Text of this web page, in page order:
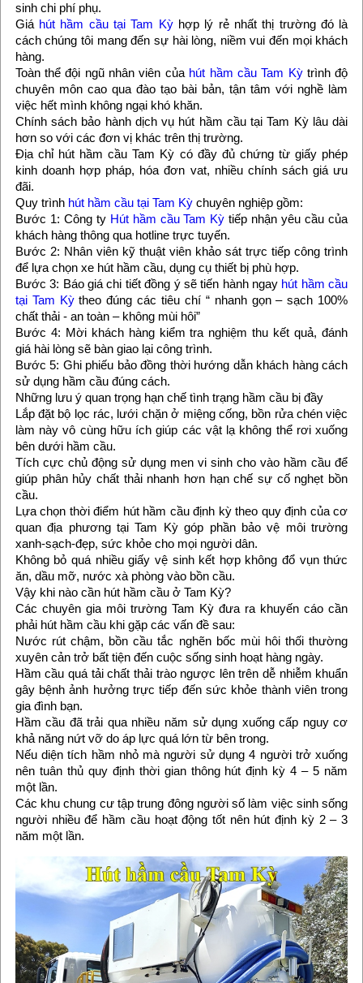
sinh chi phí phụ.
Giá hút hầm cầu tại Tam Kỳhợp lý rẻ nhất thị trường đó là
cách chúng tôi mang đến sự hài lòng, niềm vui đến mọi khách
hàng.
Toàn thể đội ngũ nhân viên của hút hầm cầu Tam Kỳtrình độ
chuyên môn cao qua đào tạo bài bản, tận tâm với nghề làm
việc hết mình không ngại khó khăn.
Chính sách bảo hành dịch vụ hút hầm cầu tại Tam Kỳ lâu dài
hơn so với các đơn vị khác trên thị trường.
Địa chỉ hút hầm cầu Tam Kỳ có đầy đủ chứng từ giấy phép
kinh doanh hợp pháp, hóa đơn vat, nhiều chính sách giá ưu
đãi.
Quy trình hút hầm cầu tại Tam Kỳchuyên nghiệp gồm:
Bước 1: Công ty Hút hầm cầu Tam Kỳ tiếp nhận yêu cầu của
khách hàng thông qua hotline trực tuyến.
Bước 2: Nhân viên kỹ thuật viên khảo sát trực tiếp công trình
để lựa chọn xe hút hầm cầu, dụng cụ thiết bị phù hợp.
Bước 3: Báo giá chi tiết đồng ý sẽ tiến hành ngay hút hầm cầu
tại Tam Kỳtheo đúng các tiêu chí “ nhanh gọn – sạch 100%
chất thải - an toàn – không mùi hôi”
Bước 4: Mời khách hàng kiểm tra nghiệm thu kết quả, đánh
giá hài lòng sẽ bàn giao lại công trình.
Bước 5: Ghi phiếu bảo đồng thời hướng dẫn khách hàng cách
sử dụng hầm cầu đúng cách.
Những lưu ý quan trọng hạn chế tình trạng hầm cầu bị đầy
Lắp đặt bộ lọc rác, lưới chặn ở miệng cống, bồn rửa chén việc
làm này vô cùng hữu ích giúp các vật lạ không thể rơi xuống
bên dưới hầm cầu.
Tích cực chủ động sử dụng men vi sinh cho vào hầm cầu để
giúp phân hủy chất thải nhanh hơn hạn chế sự cố nghẹt bồn
cầu.
Lựa chọn thời điểm hút hầm cầu định kỳ theo quy định của cơ
quan địa phương tại Tam Kỳ góp phần bảo vệ môi trường
xanh-sạch-đẹp, sức khỏe cho mọi người dân.
Không bỏ quá nhiều giấy vệ sinh kết hợp không đổ vụn thức
ăn, dầu mỡ, nước xà phòng vào bồn cầu.
Vậy khi nào cần hút hầm cầu ở Tam Kỳ?
Các chuyên gia môi trường Tam Kỳ đưa ra khuyến cáo cần
phải hút hầm cầu khi gặp các vấn đề sau:
Nước rút chậm, bồn cầu tắc nghẽn bốc mùi hôi thối thường
xuyên cản trở bất tiện đến cuộc sống sinh hoạt hàng ngày.
Hầm cầu quá tải chất thải trào ngược lên trên dễ nhiễm khuẩn
gây bệnh ảnh hưởng trực tiếp đến sức khỏe thành viên trong
gia đình bạn.
Hầm cầu đã trải qua nhiều năm sử dụng xuống cấp nguy cơ
khả năng nứt vỡ do áp lực quá lớn từ bên trong.
Nếu diện tích hầm nhỏ mà người sử dụng 4 người trở xuống
nên tuân thủ quy định thời gian thông hút định kỳ 4 – 5 năm
một lần.
Các khu chung cư tập trung đông người số làm việc sinh sống
người nhiều để hầm cầu hoạt động tốt nên hút định kỳ 2 – 3
năm một lần.